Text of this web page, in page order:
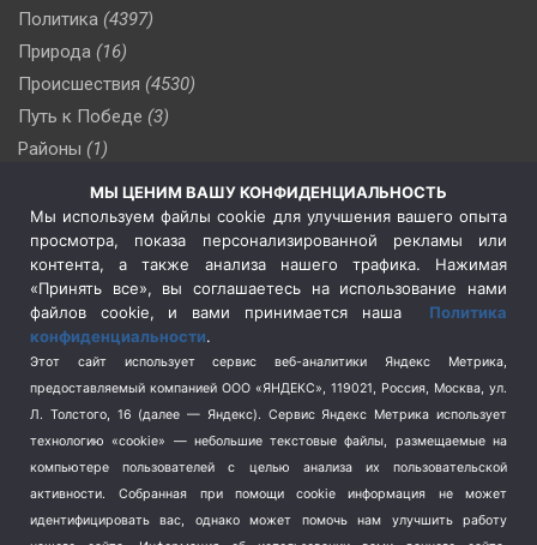
Политика (4397)
Природа (16)
Происшествия (4530)
Путь к Победе (3)
Районы (1)
(510)
Сельское хозяйство (3)
Социальная политика
(3)
Спецоперация в Украине
Спецоперация на Украине
(404)
Спорт (740)
Терроризм (1)
Транспорт (262)
Туризм (178)
Флот (76)
МЫ ЦЕНИМ ВАШУ КОНФИДЕНЦИАЛЬНОСТЬ
Мы используем файлы cookie для улучшения вашего опыта
просмотра, показа персонализированной рекламы или
контента, а также анализа нашего трафика. Нажимая
«Принять все», вы соглашаетесь на использование нами
файлов cookie, и вами принимается наша Политика
конфиденциальности.
Этот сайт использует сервис веб-аналитики Яндекс Метрика,
предоставляемый компанией ООО «ЯНДЕКС», 119021, Россия, Москва, ул.
Л. Толстого, 16 (далее — Яндекс). Сервис Яндекс Метрика использует
технологию «cookie» — небольшие текстовые файлы, размещаемые на
компьютере пользователей с целью анализа их пользовательской
активности.
Собранная при помощи cookie информация не может
идентифицировать вас, однако может помочь нам улучшить работу